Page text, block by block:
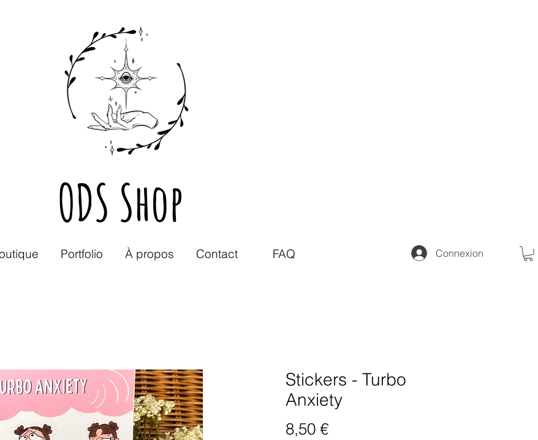
ODS Shop
Portfolio À propos Contact FAQ Connexion
Stickers - Turbo
Anxiety
8,50 €Prix